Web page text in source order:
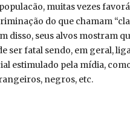
muitas vezes
do que chamam
disso, seus alvos mostram
ser fatal sendo, em geral,
estimulado pela mídia,
negros, etc.